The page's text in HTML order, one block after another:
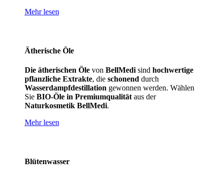
Mehr lesen
Ätherische Öle
Die ätherischen Ölevon BellMedisind hochwertige
pflanzliche Extrakte, die schonend durch
Wasserdampfdestillation gewonnen werden. Wählen
Sie BIO-Öle in Premiumqualitätaus der
Naturkosmetik BellMedi.
Mehr lesen
Blütenwasser